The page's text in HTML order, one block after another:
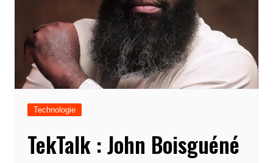
Technologie
TekTalk : John Boisguéné